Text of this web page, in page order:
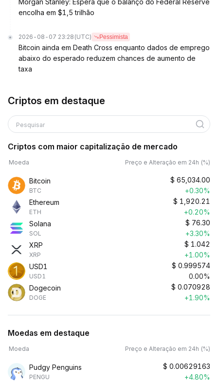
Morgan Stanley: Espera que o balanço do Federal Reserve
encolha em $1,5 trilhão
2026-08-07 23:28 (UTC) Pessimista
Bitcoin ainda em Death Cross enquanto dados de emprego
abaixo do esperado reduzem chances de aumento de
taxa
Criptos em destaque
Pesquisar
Criptos com maior capitalização de mercado
Moeda Preço e Alteração em 24h (%)
Bitcoin
BTC
$ 65,034.00
+0.30%
Ethereum
ETH
$ 1,920.21
+0.20%
Solana
SOL
$ 76.30
+3.30%
XRP
XRP
$ 1.042
+1.00%
USD1
USD1
$ 0.999574
0.00%
Dogecoin
DOGE
$ 0.070928
+1.90%
Moedas em destaque
Moeda Preço e Alteração em 24h (%)
Pudgy Penguins
PENGU
$ 0.00629163
+4.80%